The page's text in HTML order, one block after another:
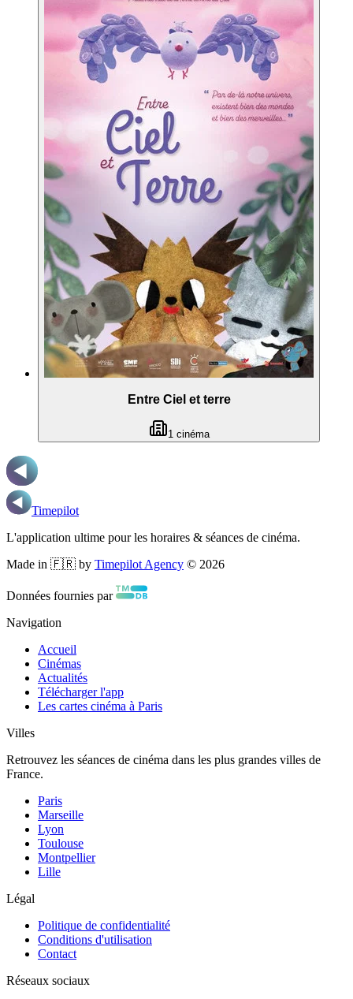
Entre Ciel et terre
1cinéma
Timepilot
L'application ultime pour les horaires & séances de cinéma.
Made in 🇫🇷 by Timepilot Agency © 2026
Données fournies par
Navigation
Accueil
Cinémas
Actualités
Télécharger l'app
Les cartes cinéma à Paris
Villes
Retrouvez les séances de cinéma dans les plus grandes villes de
France.
Paris
Marseille
Lyon
Toulouse
Montpellier
Lille
Légal
Politique de confidentialité
Conditions d'utilisation
Contact
Réseaux sociaux